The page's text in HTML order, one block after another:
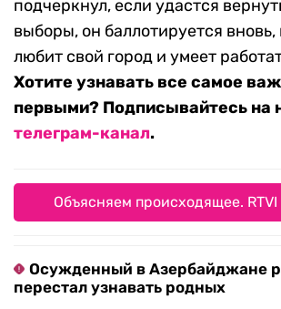
подчеркнул, если удастся
выборы, он баллотируется вновь,
любит свой город и умеет
Хотите узнавать все самое
первыми? Подписывайтесь на
телеграм-канал.
Объясняем происходящее. RTVI
Осужденный в Азербайджане
перестал узнавать родных